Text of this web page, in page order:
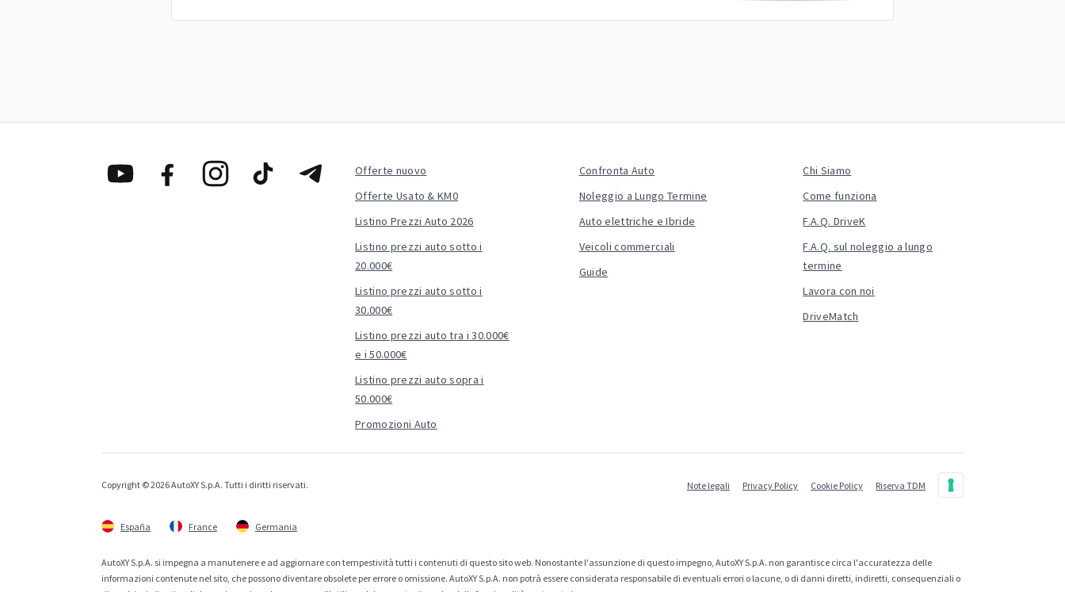
Offerte nuovo
Offerte Usato & KM0
Listino Prezzi Auto 2026
Listino prezzi auto sotto i
20.000€
Listino prezzi auto sotto i
30.000€
Listino prezzi auto tra i 30.000€
e i 50.000€
Listino prezzi auto sopra i
50.000€
Promozioni Auto
Confronta Auto
Noleggio a Lungo Termine
Auto elettriche e Ibride
Veicoli commerciali
Guide
Chi Siamo
Come funziona
F.A.Q. DriveK
F.A.Q. sul noleggio a lungo
termine
Lavora con noi
DriveMatch
Copyright © 2026 AutoXY S.p.A. Tutti i diritti riservati. Note legali Privacy Policy Cookie Policy Riserva TDM
España France Germania
AutoXY S.p.A. si impegna a manutenere e ad aggiornare con tempestività tutti i contenuti di questo sito web. Nonostante l'assunzione di questo impegno, AutoXY S.p.A. non garantisce circa l'accuratezza delle
informazioni contenute nel sito, che possono diventare obsolete per errore o omissione. AutoXY S.p.A. non potrà essere considerata responsabile di eventuali errori o lacune, o di danni diretti, indiretti, consequenziali o